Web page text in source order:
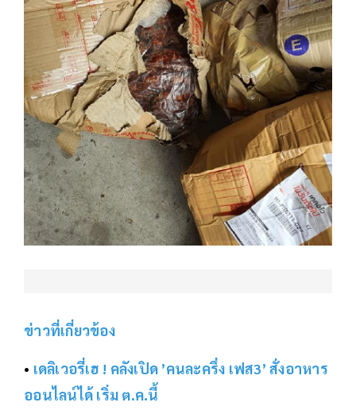
ข่าวที่เกี่ยวข้อง
• เดลิเวอรี่เฮ ! คลังเปิด ’คนละครึ่ง เฟส3’ สั่งอาหาร
ออนไลน์ได้ เริ่ม ต.ค.นี้